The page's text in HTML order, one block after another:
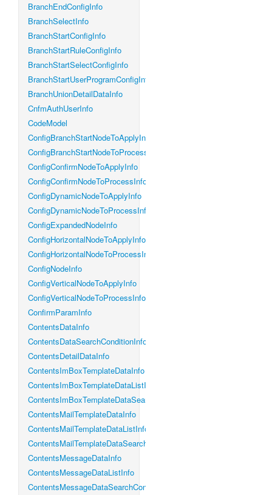
BranchEndConfigInfo
BranchSelectInfo
BranchStartConfigInfo
BranchStartRuleConfigInfo
BranchStartSelectConfigInfo
BranchStartUserProgramConfigInfo
BranchUnionDetailDataInfo
CnfmAuthUserInfo
CodeModel
ConfigBranchStartNodeToApplyInfo
ConfigBranchStartNodeToProcessInfo
ConfigConfirmNodeToApplyInfo
ConfigConfirmNodeToProcessInfo
ConfigDynamicNodeToApplyInfo
ConfigDynamicNodeToProcessInfo
ConfigExpandedNodeInfo
ConfigHorizontalNodeToApplyInfo
ConfigHorizontalNodeToProcessInfo
ConfigNodeInfo
ConfigVerticalNodeToApplyInfo
ConfigVerticalNodeToProcessInfo
ConfirmParamInfo
ContentsDataInfo
ContentsDataSearchConditionInfo
ContentsDetailDataInfo
ContentsImBoxTemplateDataInfo
ContentsImBoxTemplateDataListInfo
ContentsImBoxTemplateDataSearchConditionInfo
ContentsMailTemplateDataInfo
ContentsMailTemplateDataListInfo
ContentsMailTemplateDataSearchConditionInfo
ContentsMessageDataInfo
ContentsMessageDataListInfo
ContentsMessageDataSearchConditionInfo